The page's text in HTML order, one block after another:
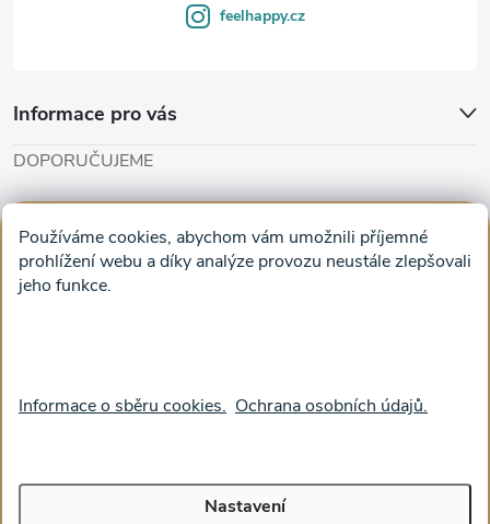
Používáme cookies, abychom vám umožnili příjemné
prohlížení webu a díky analýze provozu neustále zlepšovali
jeho funkce.
Informace o sběru cookies. Ochrana osobních údajů.
Nastavení
feelhappy.cz
Informace pro vás
DOPORUČUJEME
Obrazy na plátně na zeď a stěnu do obýváku
Facebook